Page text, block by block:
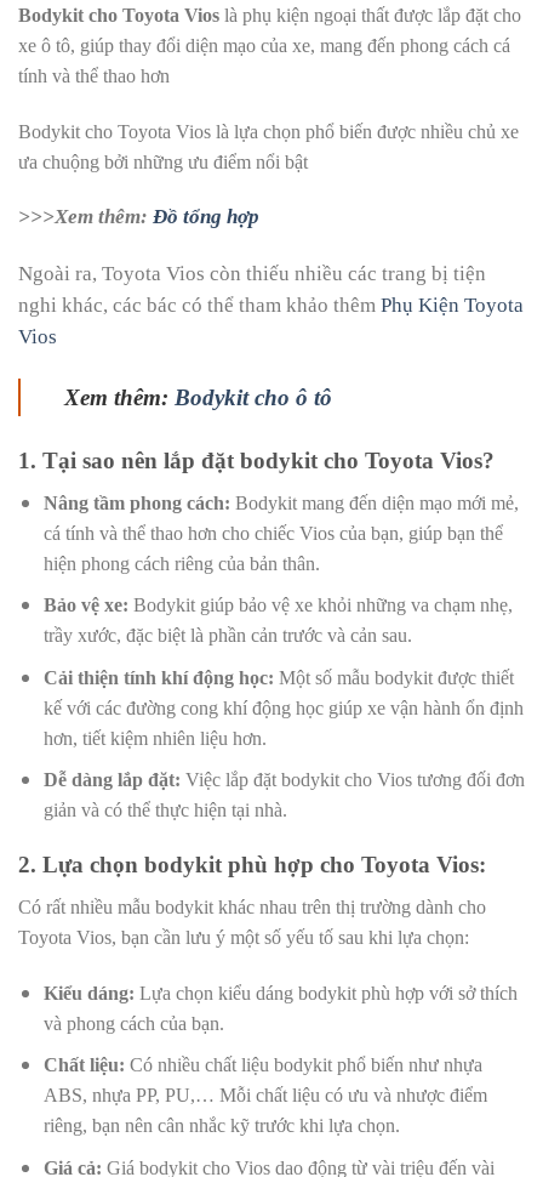
Bodykit cho Toyota Vios là phụ kiện ngoại thất được lắp đặt cho
xe ô tô, giúp thay đổi diện mạo của xe, mang đến phong cách cá
tính và thể thao hơn
Bodykit cho Toyota Vios là lựa chọn phổ biến được nhiều chủ xe
ưa chuộng bởi những ưu điểm nổi bật
>>>Xem thêm: Đồ tổng hợp
Ngoài ra, Toyota Vios còn thiếu nhiều các trang bị tiện
nghi khác, các bác có thể tham khảo thêm Phụ Kiện Toyota
Vios
Xem thêm: Bodykit cho ô tô
1. Tại sao nên lắp đặt bodykit cho Toyota Vios?
Nâng tầm phong cách: Bodykit mang đến diện mạo mới mẻ,
cá tính và thể thao hơn cho chiếc Vios của bạn, giúp bạn thể
hiện phong cách riêng của bản thân.
Bảo vệ xe: Bodykit giúp bảo vệ xe khỏi những va chạm nhẹ,
trầy xước, đặc biệt là phần cản trước và cản sau.
Cải thiện tính khí động học: Một số mẫu bodykit được thiết
kế với các đường cong khí động học giúp xe vận hành ổn định
hơn, tiết kiệm nhiên liệu hơn.
Dễ dàng lắp đặt: Việc lắp đặt bodykit cho Vios tương đối đơn
giản và có thể thực hiện tại nhà.
2. Lựa chọn bodykit phù hợp cho Toyota Vios:
Có rất nhiều mẫu bodykit khác nhau trên thị trường dành cho
Toyota Vios, bạn cần lưu ý một số yếu tố sau khi lựa chọn:
Kiểu dáng: Lựa chọn kiểu dáng bodykit phù hợp với sở thích
và phong cách của bạn.
Chất liệu: Có nhiều chất liệu bodykit phổ biến như nhựa
ABS, nhựa PP, PU,… Mỗi chất liệu có ưu và nhược điểm
riêng, bạn nên cân nhắc kỹ trước khi lựa chọn.
Giá cả: Giá bodykit cho Vios dao động từ vài triệu đến vài